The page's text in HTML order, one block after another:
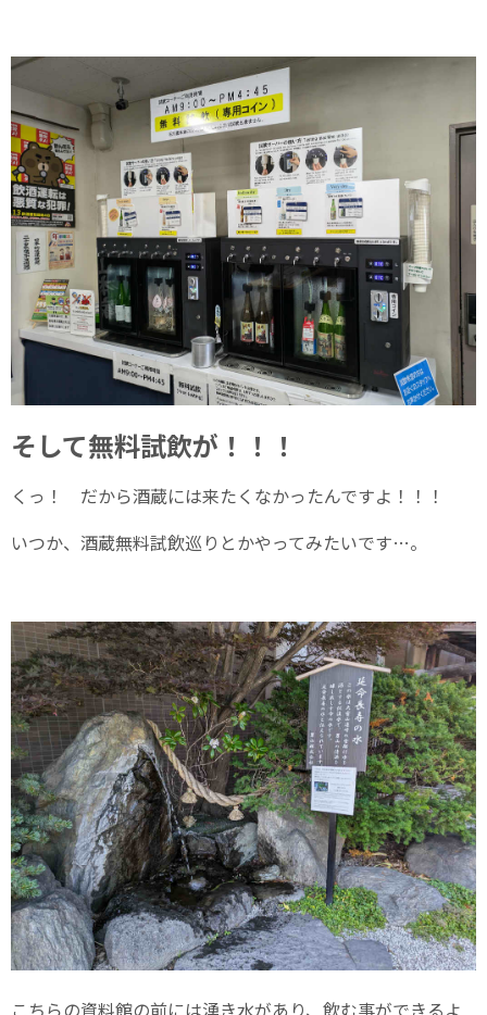
そして無料試飲が！！！
くっ！ だから酒蔵には来たくなかったんですよ！！！
いつか、酒蔵無料試飲巡りとかやってみたいです…。